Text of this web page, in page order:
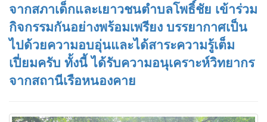
จากสภาเด็กและเยาวชนตำบลโพธิ์ชัย เข้าร่วม
กิจกรรมกันอย่างพร้อมเพรียง บรรยากาศเป็น
ไปด้วยความอบอุ่นและได้สาระความรู้เต็ม
เปี่ยมครับ ทั้งนี้ ได้รับความอนุเคราะห์วิทยากร
จากสถานีเรือหนองคาย